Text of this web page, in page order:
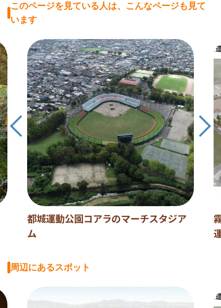
このページを見ている人は、こんなページも見て
います
都城運動公園コアラのマーチスタジア
ム
周辺にあるスポット